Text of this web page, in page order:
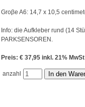
Groβe A6: 14,7 x 10,5
Info: die Aufkleber rund (14
PARKSENSOREN.
Preis: € 37,95 inkl. 21%
anzahl